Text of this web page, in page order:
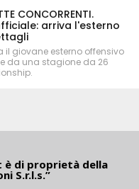
CONCORRENTI.
arriva l'esterno
il giovane esterno offensivo
da una stagione da 26
è di proprietà della
S.r.l.s.”